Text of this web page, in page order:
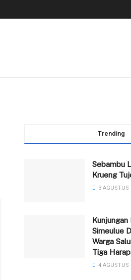
Trending
Sebambu
Krueng
3 AGUSTUS
Simeulue
Warga
Tiga
4 AGUSTUS